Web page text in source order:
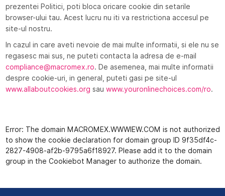
prezentei Politici, poti bloca oricare cookie din setarile
browser-ului tau. Acest lucru nu iti va restrictiona accesul pe
site-ul nostru.
In cazul in care aveti nevoie de mai multe informatii, si ele nu se
regasesc mai sus, ne puteti contacta la adresa de e-mail
compliance@macromex.ro. De asemenea, mai multe informatii
despre cookie-uri, in general, puteti gasi pe site-ul
www.allaboutcookies.org sau www.youronlinechoices.com/ro.
Error: The domain MACROMEX.WWWIEW.COM is not authorized
to show the cookie declaration for domain group ID 9f35df4c-
2827-4908-af2b-9795a6f18927. Please add it to the domain
group in the Cookiebot Manager to authorize the domain.